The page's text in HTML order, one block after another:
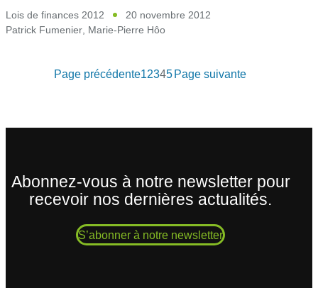
Lois de finances 2012
20 novembre 2012
Patrick Fumenier, Marie-Pierre Hôo
Page précédente12345Page suivante
Abonnez-vous à notre newsletter pour
recevoir nos dernières actualités.
S’abonner à notre newsletter